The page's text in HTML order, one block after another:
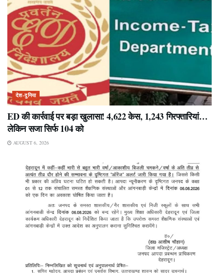
देश-दुनिया
ED की कार्रवाई पर बड़ा खुलासा! 4,622 केस, 1,243 गिरफ्तारियां…
लेकिन सजा सिर्फ 104 को
AUGUST 6, 2026